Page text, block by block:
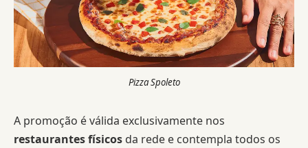
Pizza Spoleto
A promoção é válida exclusivamente nos
restaurantes físicos da rede e contempla todos os